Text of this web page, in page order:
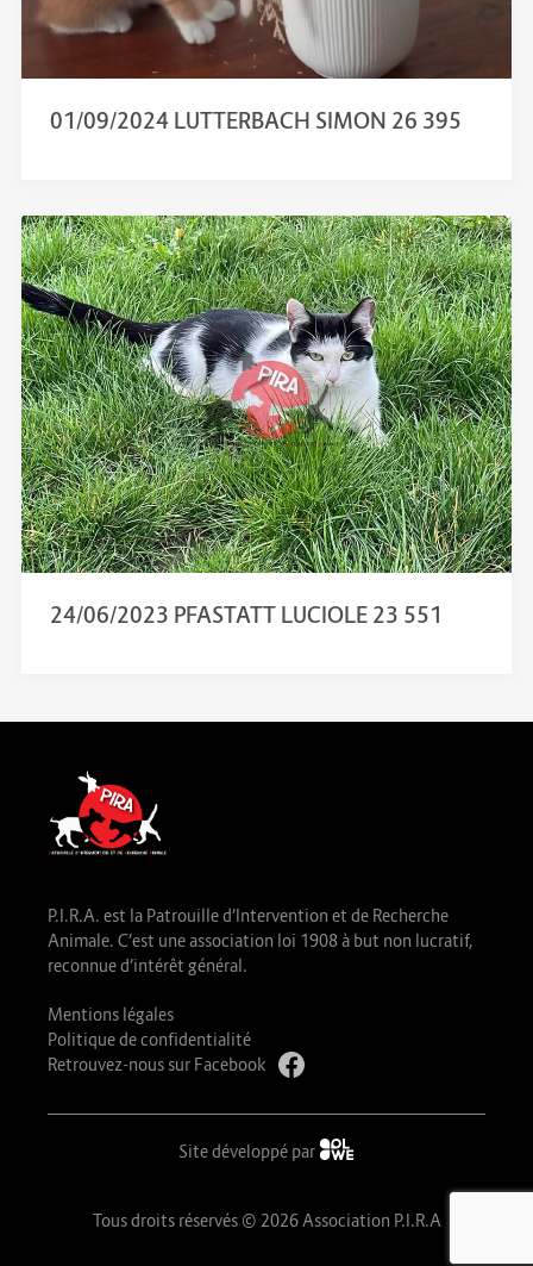
01/09/2024 LUTTERBACH SIMON 26 395
24/06/2023 PFASTATT LUCIOLE 23 551
P.I.R.A. est la Patrouille d’Intervention et de Recherche
Animale. C’est une association loi 1908 à but non lucratif,
reconnue d’intérêt général.
Mentions légales
Politique de confidentialité
Retrouvez-nous sur Facebook
Site développé par
Tous droits réservés © 2026 Association P.I.R.A